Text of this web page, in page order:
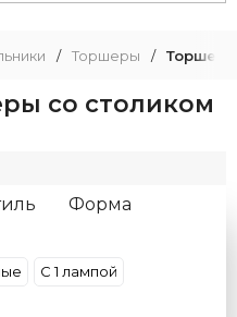
/ Торшеры /
со столиком
Форма
С 1 лампой